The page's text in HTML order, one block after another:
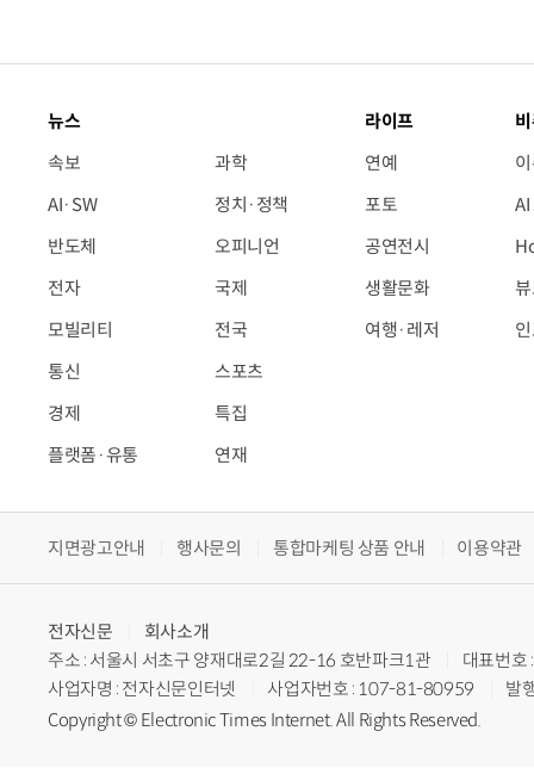
뉴스
속보
AI·SW
반도체
전자
모빌리티
통신
경제
플랫폼·유통
과학
정치·정책
오피니언
국제
전국
스포츠
특집
연재
라이프
연예
포토
공연전시
생활문화
여행·레저
지면광고안내 행사문의 통합마케팅 상품 안내 이용약관
전자신문
회사소개
주소 : 서울시 서초구 양재대로2길 22-16 호반파크1관
대표번
사업자명 : 전자신문인터넷
사업자번호 : 107-81-80959
발
Copyright © Electronic Times Internet. All Rights Reserved.